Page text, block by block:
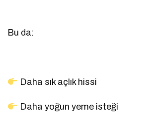
Bu da:
Daha sık açlık hissi
Daha yoğun yeme isteği